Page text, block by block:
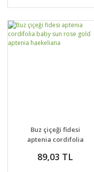
Buz çiçeği fidesi
aptenia cordifolia
aptenia haekeliana
89,03 TL